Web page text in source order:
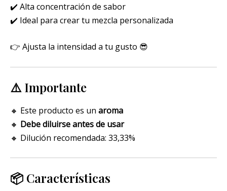
✔️ Alta concentración de sabor
✔️ Ideal para crear tu mezcla personalizada
👉 Ajusta la intensidad a tu gusto 😎
⚠️ Importante
🔸 Este producto es un aroma
🔸 Debe diluirse antes de usar
🔸 Dilución recomendada: 33,33%
📦 Características